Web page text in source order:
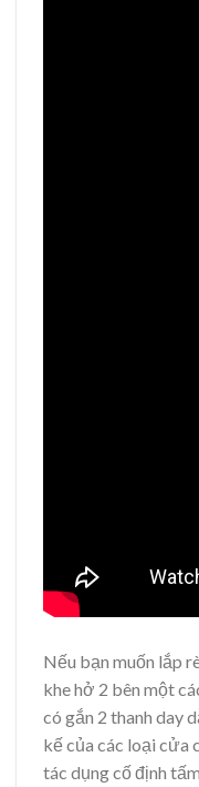
Nếu bạn muốn lắp
khe hở 2 bên một
có gắn 2 thanh day
kế của các loại cửa
tác dụng cố định